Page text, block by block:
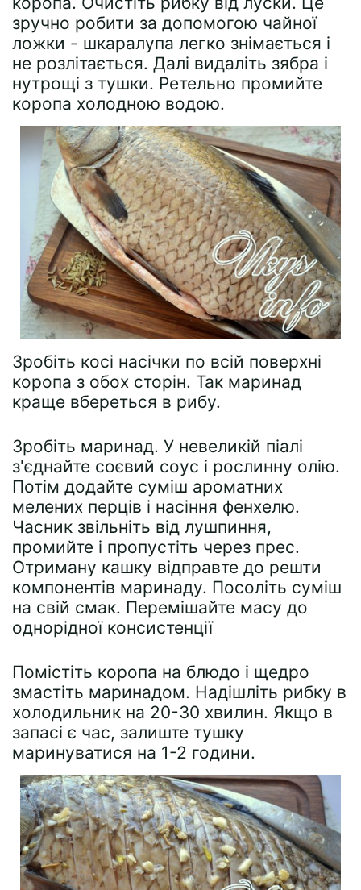
зручно робити за допомогою чайної
ложки - шкаралупа легко знімається і
не розлітається. Далі видаліть зябра і
нутрощі з тушки. Ретельно промийте
коропа холодною водою.
Зробіть косі насічки по всій поверхні
коропа з обох сторін. Так маринад
краще вбереться в рибу.
Зробіть маринад. У невеликій піалі
з'єднайте соєвий соус і рослинну олію.
Потім додайте суміш ароматних
мелених перців і насіння фенхелю.
Часник звільніть від лушпиння,
промийте і пропустіть через прес.
Отриману кашку відправте до решти
компонентів маринаду. Посоліть суміш
на свій смак. Перемішайте масу до
однорідної консистенції
Помістіть коропа на блюдо і щедро
змастіть маринадом. Надішліть рибку в
холодильник на 20-30 хвилин. Якщо в
запасі є час, залиште тушку
маринуватися на 1-2 години.